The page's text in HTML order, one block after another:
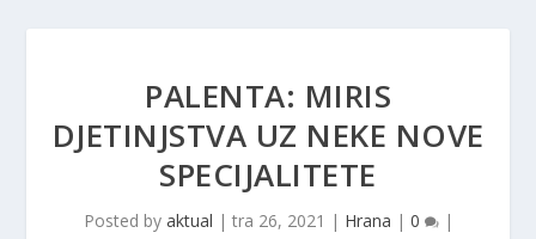
PALENTA: MIRIS
DJETINJSTVA UZ NEKE NOVE
SPECIJALITETE
Posted by aktual | tra 26, 2021 | Hrana | 0 |